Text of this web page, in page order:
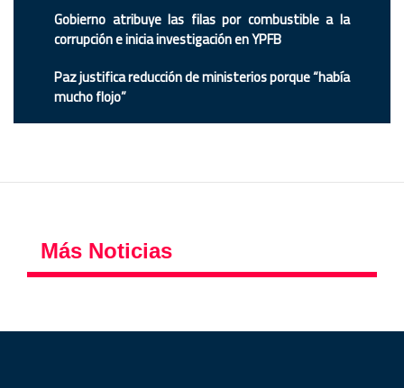
Gobierno atribuye las filas por combustible a la
corrupción e inicia investigación en YPFB
Paz justifica reducción de ministerios porque “había
mucho flojo”
Más Noticias